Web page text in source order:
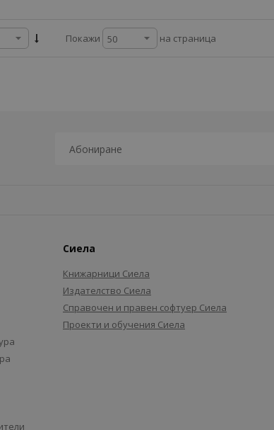
Покажи на страница
Сиела
Книжарници Сиела
Издателство Сиела
Справочен и правен софтуер Сиела
Проекти и обучения Сиела